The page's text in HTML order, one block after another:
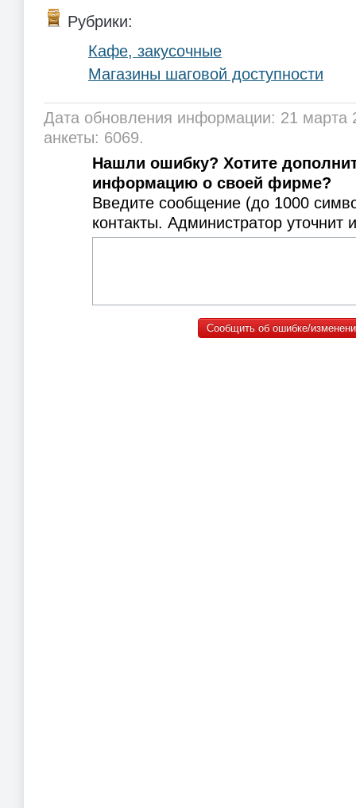
Рубрики:
Кафе, закусочные
Магазины шаговой доступности
Дата обновления информации: 21 марта
анкеты: 6069.
Нашли ошибку? Хотите
информацию о своей фирме?
Введите сообщение (до 1000
контакты. Администратор